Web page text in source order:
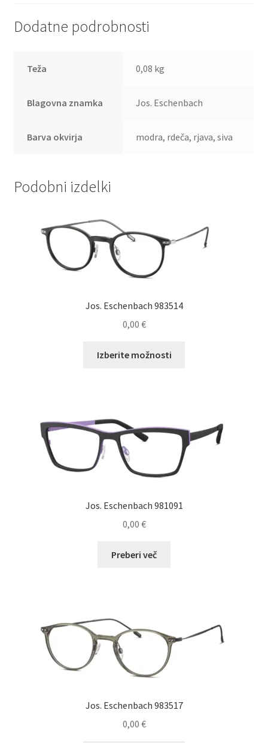
Dodatne podrobnosti
Teža 0,08 kg
Blagovna znamka Jos. Eschenbach
Barva okvirja modra, rdeča, rjava, siva
Podobni izdelki
Jos. Eschenbach 983514
0,00 €
Izberite možnosti
Možnosti
lahko
izberete
Jos. Eschenbach 981091
0,00 €
Preberi več
Jos. Eschenbach 983517
0,00 €